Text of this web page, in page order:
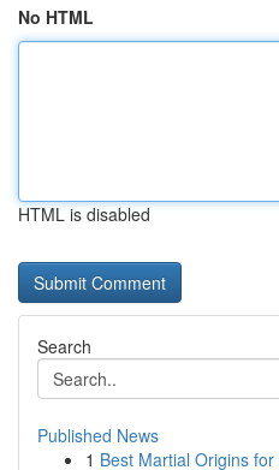
No HTML
HTML is disabled
Search
Published News
1 Best Martial Origins